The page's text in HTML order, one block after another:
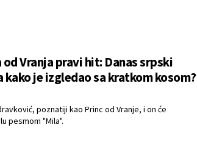
Vranja pravi hit: Danas srpski
kako je izgledao sa kratkom kosom?
poznatiji kao Princ od Vranje, i on će
pesmom "Mila".